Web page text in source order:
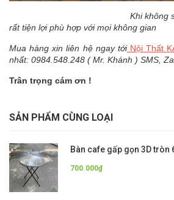
Khi không
rất tiện lợi phù hợp với mọi không gian
Mua hàng xin liên hệ ngay tớiNội Thất
nhất: 0984.548.248 ( Mr. Khánh ) SMS,
Trân trọng cám ơn !
SẢN PHẨM CÙNG LOẠI
Bàn cafe gấp gọn 3D tròn
700.000₫